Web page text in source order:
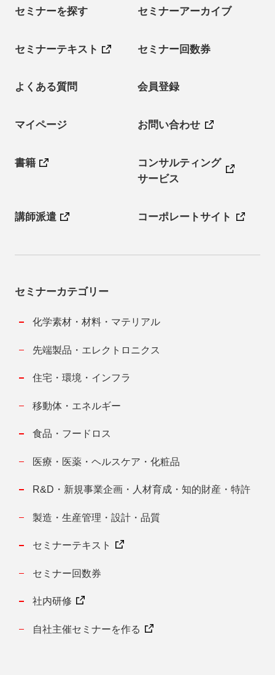
セミナーを探す セミナーアーカイブ
セミナーテキスト セミナー回数券
よくある質問 会員登録
マイページ お問い合わせ
書籍
コンサルティング
サービス
講師派遣 コーポレートサイト
セミナーカテゴリー
化学素材・材料・マテリアル
先端製品・エレクトロニクス
住宅・環境・インフラ
移動体・エネルギー
食品・フードロス
医療・医薬・ヘルスケア・化粧品
R&D・新規事業企画・人材育成・知的財産・特許
製造・生産管理・設計・品質
セミナーテキスト
セミナー回数券
社内研修
自社主催セミナーを作る